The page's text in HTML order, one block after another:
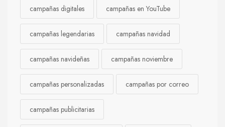
campañas digitales campañas en YouTube
campañas legendarias campañas navidad
campañas navideñas campañas noviembre
campañas personalizadas campañas por correo
campañas publicitarias